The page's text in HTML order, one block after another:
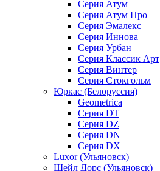
Серия Атум
Серия Атум Про
Серия Эмалекс
Серия Иннова
Серия Урбан
Серия Классик Арт
Серия Винтер
Серия Стокгольм
Юркас (Белоруссия)
Geometrica
Серия DT
Серия DZ
Серия DN
Серия DX
Luxor (Ульяновск)
Шейл Дорс (Ульяновск)